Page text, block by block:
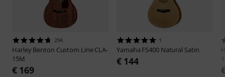
294
Harley Benton Custom Line CLA-
15M
€ 169
1
Yamaha FS400 Natural Satin
€ 144